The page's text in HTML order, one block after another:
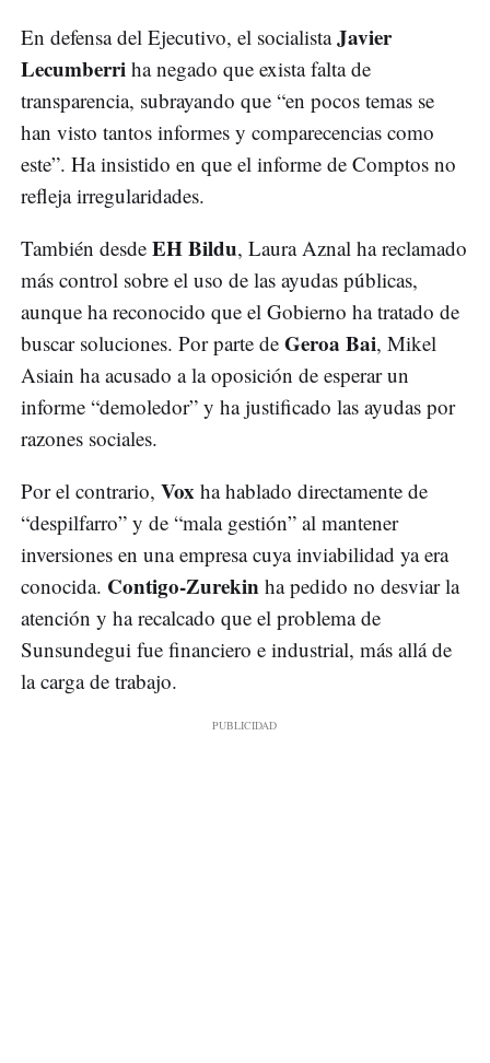
En defensa del Ejecutivo, el socialistaJavier
Lecumberri ha negado que exista falta de
transparencia, subrayando que “en pocos temas se
han visto tantos informes y comparecencias como
este”. Ha insistido en que el informe de Comptos no
refleja irregularidades.
También desde EH Bildu, Laura Aznal ha reclamado
más control sobre el uso de las ayudas públicas,
aunque ha reconocido que el Gobierno ha tratado de
buscar soluciones. Por parte de Geroa Bai, Mikel
Asiain ha acusado a la oposición de esperar un
informe “demoledor” y ha justificado las ayudas por
razones sociales.
Por el contrario, Vox ha hablado directamente de
“despilfarro” y de “mala gestión” al mantener
inversiones en una empresa cuya inviabilidad ya era
conocida. Contigo-Zurekin ha pedido no desviar la
atención y ha recalcado que el problema de
Sunsundegui fue financiero e industrial, más allá de
la carga de trabajo.